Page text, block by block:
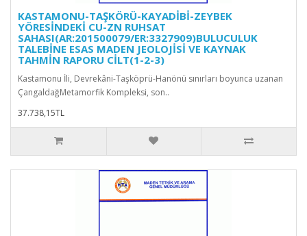
KASTAMONU-TAŞKÖRÜ-KAYADİBİ-ZEYBEK
YÖRESİNDEKİ CU-ZN RUHSAT
SAHASI(AR:201500079/ER:3327909)BULUCULUK
TALEBİNE ESAS MADEN JEOLOJİSİ VE KAYNAK
TAHMİN RAPORU CİLT(1-2-3)
Kastamonu İli, Devrekâni-Taşköprü-Hanönü sınırları boyunca uzanan
ÇangaldağMetamorfik Kompleksi, son..
37.738,15TL